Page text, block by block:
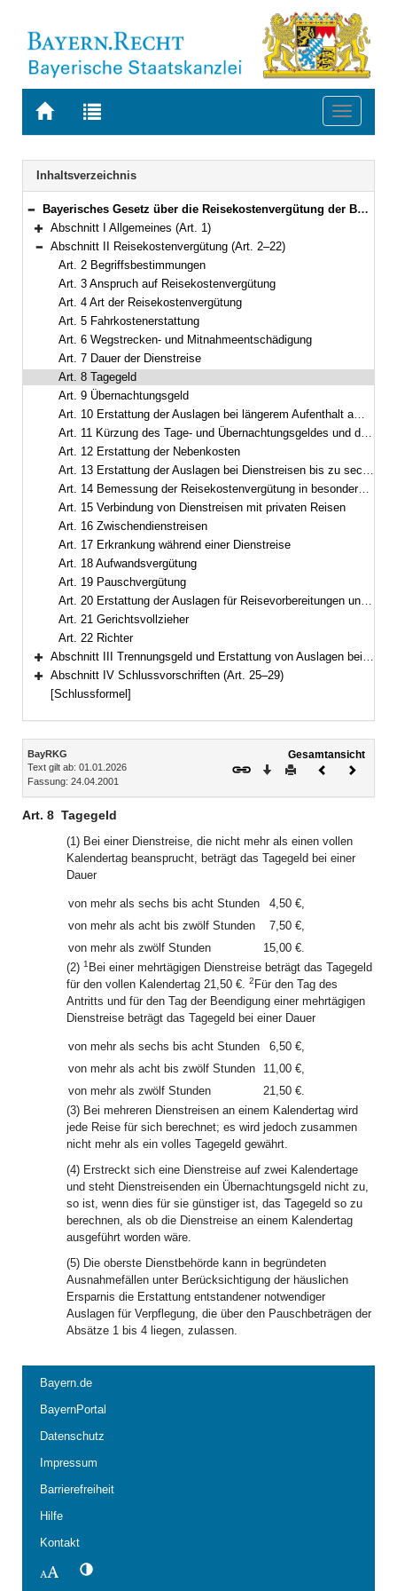
Zur
BAYERN.RECHT
Zur
letzten
Suche
Toggle
Navigation
Inhaltsverzeichnis
Bereich reduzieren
Bayerisches Gesetz über die Reisekostenvergütung der Beamten und Richter (Bayerisches Reisekostengesetz – BayRKG) Vom 24. April 2001 (GVBl. S. 133) BayRS 2032-4-1-F (Art. 1–29)
Bereich erweitern
Abschnitt I Allgemeines (Art. 1)
Bereich reduzieren
Abschnitt II Reisekostenvergütung (Art. 2–22)
Art. 2 Begriffsbestimmungen
Art. 3 Anspruch auf Reisekostenvergütung
Art. 4 Art der Reisekostenvergütung
Art. 5 Fahrkostenerstattung
Art. 6 Wegstrecken- und Mitnahmeentschädigung
Art. 7 Dauer der Dienstreise
Art. 8 Tagegeld
Art. 9 Übernachtungsgeld
Art. 10 Erstattung der Auslagen bei längerem Aufenthalt am Geschäftsort
Art. 11 Kürzung des Tage- und Übernachtungsgeldes und der Vergütung nach Art. 10 Abs. 1
Art. 12 Erstattung der Nebenkosten
Art. 13 Erstattung der Auslagen bei Dienstreisen bis zu sechs Stunden Dauer und bei Dienstgängen
Art. 14 Bemessung der Reisekostenvergütung in besonderen Fällen
Art. 15 Verbindung von Dienstreisen mit privaten Reisen
Art. 16 Zwischendienstreisen
Art. 17 Erkrankung während einer Dienstreise
Art. 18 Aufwandsvergütung
Art. 19 Pauschvergütung
Art. 20 Erstattung der Auslagen für Reisevorbereitungen und bei vorzeitiger Beendigung des Dienstgeschäfts
Art. 21 Gerichtsvollzieher
Art. 22 Richter
Bereich erweitern
Abschnitt III Trennungsgeld und Erstattung von Auslagen bei Reisen aus besonderem Anlass (Art. 23–24)
Bereich erweitern
Abschnitt IV Schlussvorschriften (Art. 25–29)
[Schlussformel]
Inhalt
BayRKG
Text gilt ab: 01.01.2026
Fassung: 24.04.2001
Gesamtansicht
Download
DruckenVorheriges
Art. 8 Tagegeld
(1) Bei einer Dienstreise, die nicht mehr als einen vollen
Kalendertag beansprucht, beträgt das Tagegeld bei einer
Dauer
von mehr als sechs bis acht Stunden
4,50 €,
von mehr als acht bis zwölf Stunden
7,50 €,
von mehr als zwölf Stunden
15,00 €.
(2) 1 Bei einer mehrtägigen Dienstreise beträgt das Tagegeld
für den vollen Kalendertag 21,50 €. 2 Für den Tag des
Antritts und für den Tag der Beendigung einer mehrtägigen
Dienstreise beträgt das Tagegeld bei einer Dauer
von mehr als sechs bis acht Stunden
6,50 €,
von mehr als acht bis zwölf Stunden
11,00 €,
von mehr als zwölf Stunden
21,50 €.
(3) Bei mehreren Dienstreisen an einem Kalendertag wird
jede Reise für sich berechnet; es wird jedoch zusammen
nicht mehr als ein volles Tagegeld gewährt.
(4) Erstreckt sich eine Dienstreise auf zwei Kalendertage
und steht Dienstreisenden ein Übernachtungsgeld nicht zu,
so ist, wenn dies für sie günstiger ist, das Tagegeld so zu
berechnen, als ob die Dienstreise an einem Kalendertag
ausgeführt worden wäre.
(5) Die oberste Dienstbehörde kann in begründeten
Ausnahmefällen unter Berücksichtigung der häuslichen
Ersparnis die Erstattung entstandener notwendiger
Auslagen für Verpflegung, die über den Pauschbeträgen der
Absätze 1 bis 4 liegen, zulassen.
Bayern.de
BayernPortal
Datenschutz
Impressum
Barrierefreiheit
Hilfe
Kontakt
SchriftgrößeKontrastwechsel